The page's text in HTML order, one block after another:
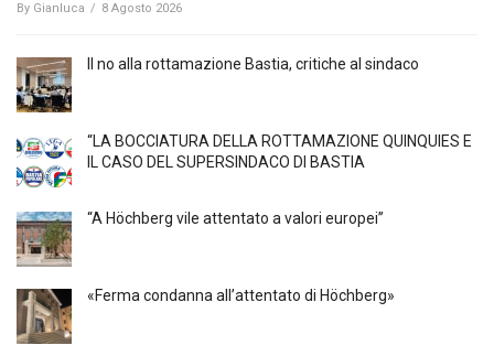
By Gianluca / 8 Agosto 2026
Il no alla rottamazione Bastia, critiche al sindaco
“LA BOCCIATURA DELLA ROTTAMAZIONE QUINQUIES E
IL CASO DEL SUPERSINDACO DI BASTIA
“A Höchberg vile attentato a valori europei”
«Ferma condanna all’attentato di Höchberg»